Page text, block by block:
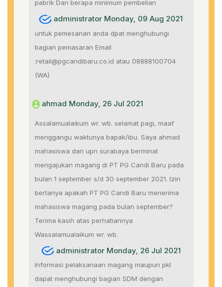
pabrik Dan berapa minimum pembelian
administrator Monday, 09 Aug 2021
untuk pemesanan anda dpat menghubungi
bagian pemasaran Email
:retail@pgcandibaru.co.id atau 08888100704
(WA)
ahmad Monday, 26 Jul 2021
Assalamualaikum wr. wb. selamat pagi, maaf
menggangu waktunya bapak/ibu. Saya ahmad
mahasiswa dari upn surabaya berminat
mengajukan magang di PT PG Candi Baru pada
bulan 1 september s/d 30 september 2021. Izin
bertanya apakah PT PG Candi Baru menerima
mahasiswa magang pada bulan september?
Terima kasih atas perhatiannya
Wassalamualaikum wr. wb.
administrator Monday, 26 Jul 2021
Informasi pelaksanaan magang maupun pkl
dapat menghubungi bagian SDM dengan